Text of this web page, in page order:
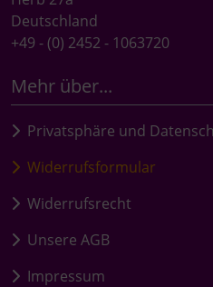
Deutschland
+49 - (0) 2452 - 1063720
Mehr über...
Privatsphäre und
Widerrufsformular
Widerrufsrecht
Unsere AGB
Impressum